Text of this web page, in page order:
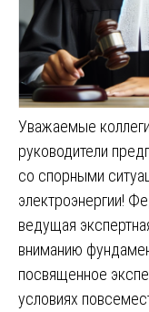
Уважаемые
руководители
со спорными
электроэнергии!
ведущая
вниманию
посвященное
условиях